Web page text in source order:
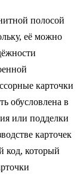
полосой
её можно
карточки
обусловлена в
или подделки
карточек
код, который